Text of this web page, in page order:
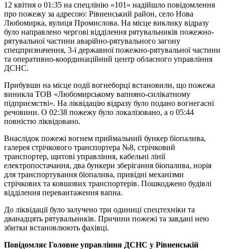
12 квітня о 01:35 на спецлінію «101» надійшло повідомлення
про пожежу за адресою: Рівненський район, село Нова
Любомирка, вулиця Промислова. На місце виклику відразу
було направлено чергові відділення рятувальників пожежно-
рятувальної частини аварійно-рятувального загону
спецпризначення, 3-ї державної пожежно-рятувальної частини
та оперативно-координаційний центр обласного управління
ДСНС.
Прибувши на місце події вогнеборці встановили, що пожежа
виникла ТОВ «Любомирському вапняно-силікатному
підприємстві». На ліквідацію відразу було подано вогнегасні
речовини. О 02:38 пожежу було локалізовано, а о 05:44
повністю ліквідовано.
Внаслідок пожежі вогнем приймальний бункер біопалива,
галерея стрічкового транспортера №8, стрічковий
транспортер, щитові управління, кабельні лінії
електропостачання, два бункери зберігання біопалива, норія
для транспортування біопалива, привідні механізми
стрічкових та ковшових транспортерів. Пошкоджено будівлі
відділення перевантаження вапна.
До ліквідації було залучено три одиниці спецтехніки та
дванадцять рятувальників. Причини пожежі та завдані нею
збитки встановлюють фахівці.
Повідомляє Головне управління ДСНС у Рівненській